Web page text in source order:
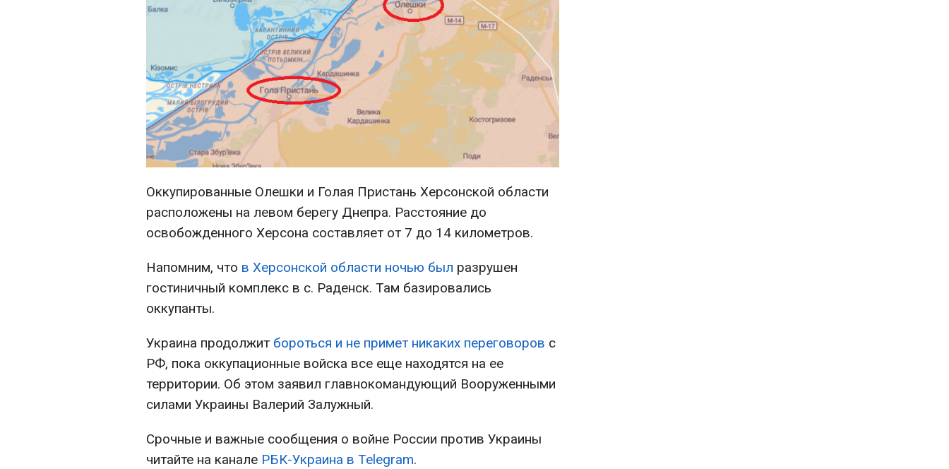
Оккупированные Олешки и Голая Пристань Херсонской области
расположены на левом берегу Днепра. Расстояние до
освобожденного Херсона составляет от 7 до 14 километров.
Напомним, что в Херсонской области ночью был разрушен
гостиничный комплекс в с. Раденск. Там базировались
оккупанты.
Украина продолжит бороться и не примет никаких переговоров с
РФ, пока оккупационные войска все еще находятся на ее
территории. Об этом заявил главнокомандующий Вооруженными
силами Украины Валерий Залужный.
Срочные и важные сообщения о войне России против Украины
читайте на канале РБК-Украина в Telegram.